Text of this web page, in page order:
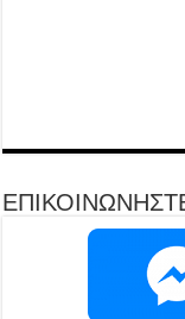
ΕΠΙΚΟΙΝΩΝΗΣΤΕ